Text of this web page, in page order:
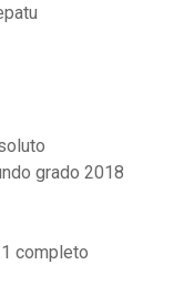
grado 2018
completo